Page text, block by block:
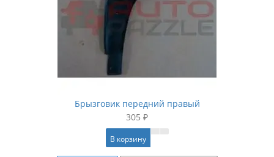
Брызговик передний правый
305 ₽
В корзину